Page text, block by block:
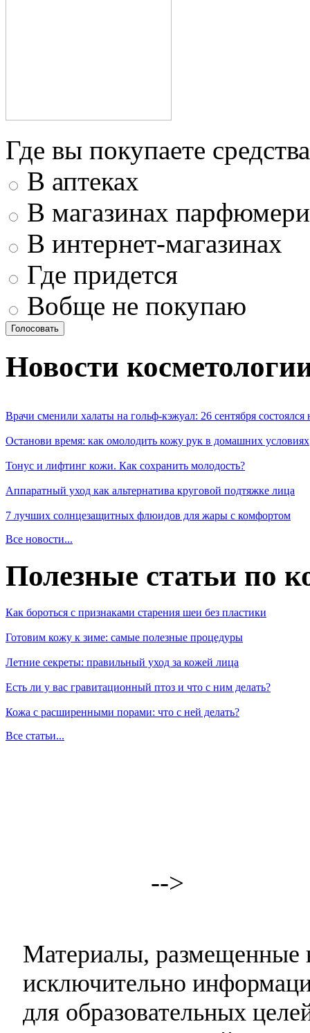
Где вы покупаете
В аптеках
В магазинах
В интернет-магазинах
Где придется
Вобще не покупаю
Новости
Врачи сменили халаты на гольф-кэжуал: 26 сентября
Останови время: как омолодить кожу рук в домашних условиях
Тонус и лифтинг кожи. Как сохранить молодость?
Аппаратный уход как альтернатива круговой подтяжке лица
7 лучших солнцезащитных флюидов для жары с комфортом
Все новости...
Полезные статьи по
Как бороться с признаками старения шеи без пластики
Готовим кожу к зиме: самые полезные процедуры
Летние секреты: правильный уход за кожей лица
Есть ли у вас гравитационный птоз и что с ним делать?
Кожа с расширенными порами: что с ней делать?
Все статьи...
-->
Материалы, размещенные
исключительно
для образовательных